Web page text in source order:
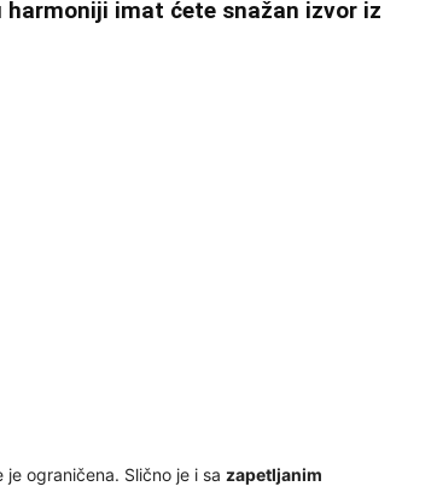
harmoniji imat ćete snažan izvor iz
ograničena. Slično je i sa zapetljanim